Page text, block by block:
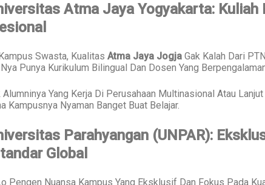
Atma Jaya Yogyakarta: Kuliah
Swasta, Kualitas Atma Jaya Jogja Gak Kalah Dari
Punya Kurikulum Bilingual Dan Dosen Yang
Alumninya Yang Kerja Di Perusahaan Multinasional Atau
Kampusnya Nyaman Banget Buat Belajar.
Parahyangan (UNPAR):
Global
Pengen Nuansa Kampus Yang Eksklusif Dan Fokus Pada